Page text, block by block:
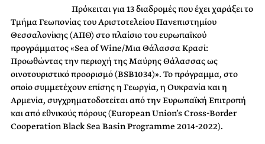
Πρόκειται για 13 διαδρομές που έχει χαράξει το
Τμήμα Γεωπονίας του Αριστοτελείου Πανεπιστημίου
Θεσσαλονίκης (ΑΠΘ) στο πλαίσιο του ευρωπαϊκού
προγράμματος «Sea of Wine/Μια Θάλασσα Κρασί:
Προωθώντας την περιοχή της Μαύρης Θάλασσας ως
οινοτουριστικό προορισμό (BSB1034)». Το πρόγραμμα, στο
οποίο συμμετέχουν επίσης η Γεωργία, η Ουκρανία και η
Αρμενία, συγχρηματοδοτείται από την Ευρωπαϊκή Επιτροπή
και από εθνικούς πόρους (European Union’s Cross-Border
Cooperation Black Sea Basin Programme 2014-2022).